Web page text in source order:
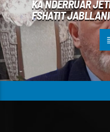
KA NDËRRUAR
FSHATIT